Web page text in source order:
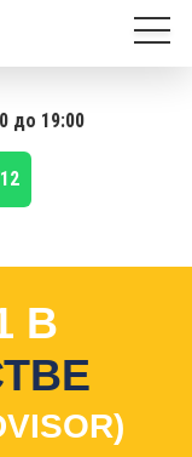
до 19:00
В